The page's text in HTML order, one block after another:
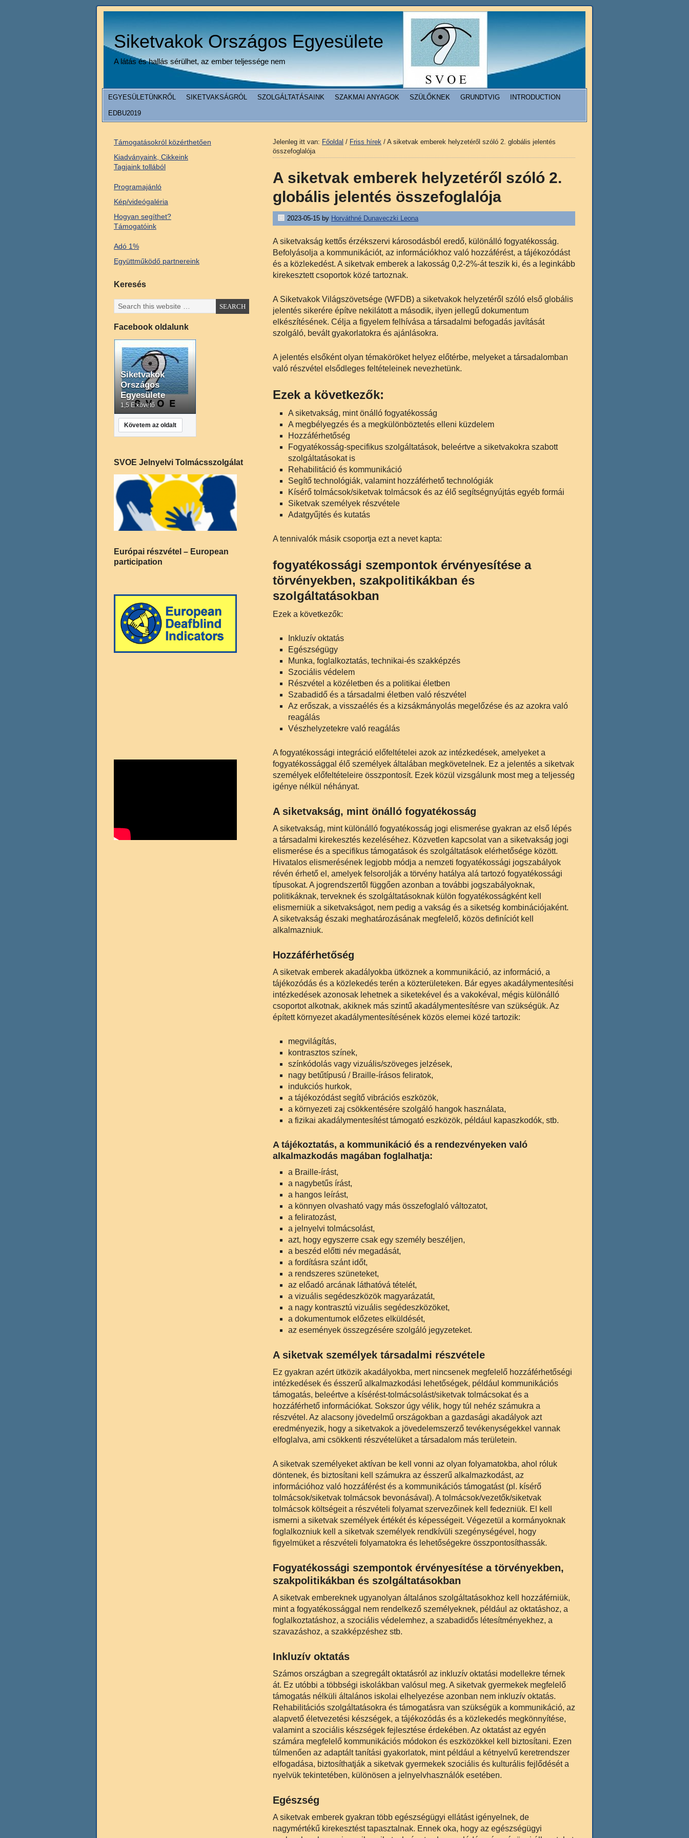
Siketvakok Országos Egyesülete
A látás és hallás sérülhet, az ember teljessége nem
EGYESÜLETÜNKRŐL SIKETVAKSÁGRÓL SZOLGÁLTATÁSAINK SZAKMAI ANYAGOK SZÜLŐKNEK GRUNDTVIG INTRODUCTION
EDBU2019
Jelenleg itt van: Főoldal / Friss hírek / A siketvak emberek helyzetéről szóló 2. globális jelentés
összefoglalója
A siketvak emberek helyzetéről szóló 2.
globális jelentés összefoglalója
2023-05-15 by Horváthné Dunaveczki Leona
A siketvakság kettős érzékszervi károsodásból eredő, különálló fogyatékosság.
Befolyásolja a kommunikációt, az információkhoz való hozzáférést, a tájékozódást
és a közlekedést. A siketvak emberek a lakosság 0,2-2%-át teszik ki, és a leginkább
kirekesztett csoportok közé tartoznak.
A Siketvakok Világszövetsége (WFDB) a siketvakok helyzetéről szóló első globális
jelentés sikerére építve nekilátott a második, ilyen jellegű dokumentum
elkészítésének. Célja a figyelem felhívása a társadalmi befogadás javítását
szolgáló, bevált gyakorlatokra és ajánlásokra.
A jelentés elsőként olyan témaköröket helyez előtérbe, melyeket a társadalomban
való részvétel elsődleges feltételeinek nevezhetünk.
Ezek a következők:
A siketvakság, mint önálló fogyatékosság
A megbélyegzés és a megkülönböztetés elleni küzdelem
Hozzáférhetőség
Fogyatékosság-specifikus szolgáltatások, beleértve a siketvakokra szabott
szolgáltatásokat is
Rehabilitáció és kommunikáció
Segítő technológiák, valamint hozzáférhető technológiák
Kísérő tolmácsok/siketvak tolmácsok és az élő segítségnyújtás egyéb formái
Siketvak személyek részvétele
Adatgyűjtés és kutatás
A tennivalók másik csoportja ezt a nevet kapta:
fogyatékossági szempontok érvényesítése a
törvényekben, szakpolitikákban és
szolgáltatásokban
Ezek a következők:
Inkluzív oktatás
Egészségügy
Munka, foglalkoztatás, technikai-és szakképzés
Szociális védelem
Részvétel a közéletben és a politikai életben
Szabadidő és a társadalmi életben való részvétel
Az erőszak, a visszaélés és a kizsákmányolás megelőzése és az azokra való
reagálás
Vészhelyzetekre való reagálás
A fogyatékossági integráció előfeltételei azok az intézkedések, amelyeket a
fogyatékossággal élő személyek általában megkövetelnek. Ez a jelentés a siketvak
személyek előfeltételeire összpontosít. Ezek közül vizsgálunk most meg a teljesség
igénye nélkül néhányat.
A siketvakság, mint önálló fogyatékosság
A siketvakság, mint különálló fogyatékosság jogi elismerése gyakran az első lépés
a társadalmi kirekesztés kezeléséhez. Közvetlen kapcsolat van a siketvakság jogi
elismerése és a specifikus támogatások és szolgáltatások elérhetősége között.
Hivatalos elismerésének legjobb módja a nemzeti fogyatékossági jogszabályok
révén érhető el, amelyek felsorolják a törvény hatálya alá tartozó fogyatékossági
típusokat. A jogrendszertől függően azonban a további jogszabályoknak,
politikáknak, terveknek és szolgáltatásoknak külön fogyatékosságként kell
elismerniük a siketvakságot, nem pedig a vakság és a siketség kombinációjaként.
A siketvakság északi meghatározásának megfelelő, közös definíciót kell
alkalmazniuk.
Hozzáférhetőség
A siketvak emberek akadályokba ütköznek a kommunikáció, az információ, a
tájékozódás és a közlekedés terén a közterületeken. Bár egyes akadálymentesítési
intézkedések azonosak lehetnek a siketekével és a vakokéval, mégis különálló
csoportot alkotnak, akiknek más szintű akadálymentesítésre van szükségük. Az
épített környezet akadálymentesítésének közös elemei közé tartozik:
megvilágítás,
kontrasztos színek,
színkódolás vagy vizuális/szöveges jelzések,
nagy betűtípusú / Braille-írásos feliratok,
indukciós hurkok,
a tájékozódást segítő vibrációs eszközök,
a környezeti zaj csökkentésére szolgáló hangok használata,
a fizikai akadálymentesítést támogató eszközök, például kapaszkodók, stb.
A tájékoztatás, a kommunikáció és a rendezvényeken való
alkalmazkodás magában foglalhatja:
a Braille-írást,
a nagybetűs írást,
a hangos leírást,
a könnyen olvasható vagy más összefoglaló változatot,
a feliratozást,
a jelnyelvi tolmácsolást,
azt, hogy egyszerre csak egy személy beszéljen,
a beszéd előtti név megadását,
a fordításra szánt időt,
a rendszeres szüneteket,
az előadó arcának láthatóvá tételét,
a vizuális segédeszközök magyarázatát,
a nagy kontrasztú vizuális segédeszközöket,
a dokumentumok előzetes elküldését,
az események összegzésére szolgáló jegyzeteket.
A siketvak személyek társadalmi részvétele
Ez gyakran azért ütközik akadályokba, mert nincsenek megfelelő hozzáférhetőségi
intézkedések és ésszerű alkalmazkodási lehetőségek, például kommunikációs
támogatás, beleértve a kísérést-tolmácsolást/siketvak tolmácsokat és a
hozzáférhető információkat. Sokszor úgy vélik, hogy túl nehéz számukra a
részvétel. Az alacsony jövedelmű országokban a gazdasági akadályok azt
eredményezik, hogy a siketvakok a jövedelemszerző tevékenységekkel vannak
elfoglalva, ami csökkenti részvételüket a társadalom más területein.
A siketvak személyeket aktívan be kell vonni az olyan folyamatokba, ahol róluk
döntenek, és biztosítani kell számukra az ésszerű alkalmazkodást, az
információhoz való hozzáférést és a kommunikációs támogatást (pl. kísérő
tolmácsok/siketvak tolmácsok bevonásával). A tolmácsok/vezetők/siketvak
tolmácsok költségeit a részvételi folyamat szervezőinek kell fedezniük. El kell
ismerni a siketvak személyek értékét és képességeit. Végezetül a kormányoknak
foglalkozniuk kell a siketvak személyek rendkívüli szegénységével, hogy
figyelmüket a részvételi folyamatokra és lehetőségekre összpontosíthassák.
Fogyatékossági szempontok érvényesítése a törvényekben,
szakpolitikákban és szolgáltatásokban
A siketvak embereknek ugyanolyan általános szolgáltatásokhoz kell hozzáférniük,
mint a fogyatékossággal nem rendelkező személyeknek, például az oktatáshoz, a
foglalkoztatáshoz, a szociális védelemhez, a szabadidős létesítményekhez, a
szavazáshoz, a szakképzéshez stb.
Inkluzív oktatás
Számos országban a szegregált oktatásról az inkluzív oktatási modellekre térnek
át. Ez utóbbi a többségi iskolákban valósul meg. A siketvak gyermekek megfelelő
támogatás nélküli általános iskolai elhelyezése azonban nem inkluzív oktatás.
Rehabilitációs szolgáltatásokra és támogatásra van szükségük a kommunikáció, az
alapvető életvezetési készségek, a tájékozódás és a közlekedés megkönnyítése,
valamint a szociális készségek fejlesztése érdekében. Az oktatást az egyén
számára megfelelő kommunikációs módokon és eszközökkel kell biztosítani. Ezen
túlmenően az adaptált tanítási gyakorlatok, mint például a kétnyelvű keretrendszer
elfogadása, biztosíthatják a siketvak gyermekek szociális és kulturális fejlődését a
nyelvük tekintetében, különösen a jelnyelvhasználók esetében.
Egészség
A siketvak emberek gyakran több egészségügyi ellátást igényelnek, de
nagymértékű kirekesztést tapasztalnak. Ennek oka, hogy az egészségügyi
Támogatásokról közérthetően
Kiadványaink, Cikkeink
Tagjaink tollából
Programajánló
Kép/videógaléria
Hogyan segíthet?
Támogatóink
Adó 1%
Együttműködő partnereink
Keresés
Facebook oldalunk
Siketvakok
Országos
Egyesülete
1,5 E követő
Követem az oldalt
SVOE Jelnyelvi Tolmácsszolgálat
Európai részvétel – European
participation